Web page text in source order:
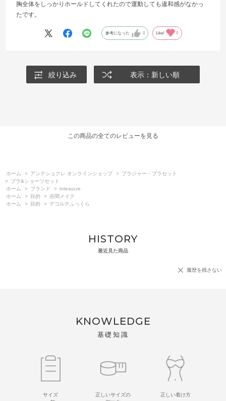
胸全体をしっかりホールドしてくれたので運動しても違和感がなかっ
たです。
参考になった 0 Like! 0
絞り込み 表示：新しい順
この商品の全てのレビューを見る
ホーム > アンテシュクレ オンラインショップ > ブラジャー・ブラセット
> ブラ&ショーツセット
ホーム
> ブランド > intesucre
ホーム
> 目的 > 谷間メイク
ホーム
> 目的 > デコルテふっくら
HISTORY
最近見た商品
履歴を残さない
KNOWLEDGE
基礎知識
サイズ
正しいサイズの
正しい着け方